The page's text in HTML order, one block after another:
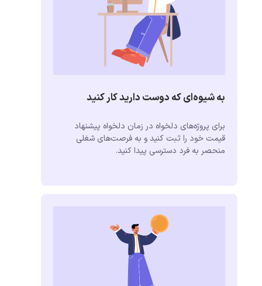
به شیوه‌ای که دوست دارید کار کنید
برای پروژه‌های دلخواه در زمان دلخواه پیشنهاد
قیمت خود را ثبت کنید و به فرصت‌های شغلی
منحصر به فرد دسترسی پیدا کنید.